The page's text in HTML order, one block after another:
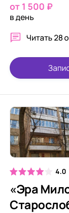
от 1 500 ₽
в день
Читать28
4.0
«Эра